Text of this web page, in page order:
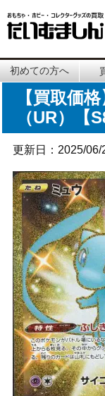
初めての方へ
【買取価
（UR）【
更新日：2025/06/